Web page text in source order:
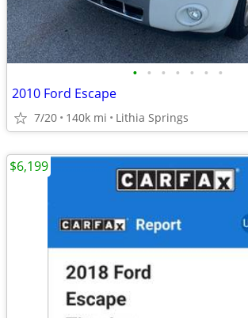
• • • • • • •
2010 Ford Escape
7/20 140k mi Lithia Springs
$6,199